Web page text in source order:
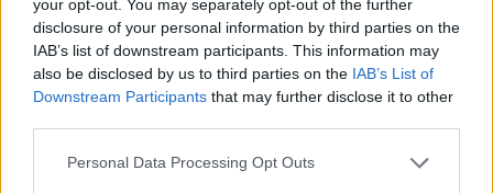
your opt-out. You may separately opt-out of the further
disclosure of your personal information by third parties on the
IAB’s list of downstream participants. This information may
also be disclosed by us to third parties on the IAB’s List of
Downstream Participants that may further disclose it to other
Please note that this website/app uses one or more Google
Personal Data Processing Opt Outs
Σαν σήμερα 6 Αυγούστου: Πεθαίνει η Ρίτα